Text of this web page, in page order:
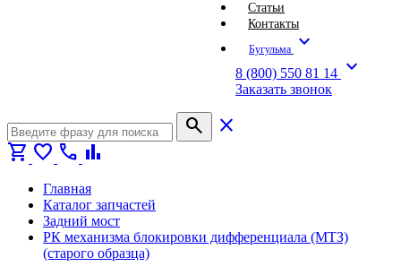
Статьи
Контакты
Бугульма expand_more
8 (800) 550 81 14 expand_more
Заказать звонок
search
close
shopping_cart favorite call bar_chart
Главная
Каталог запчастей
Задний мост
РК механизма блокировки дифференциала (МТЗ)
(старого образца)